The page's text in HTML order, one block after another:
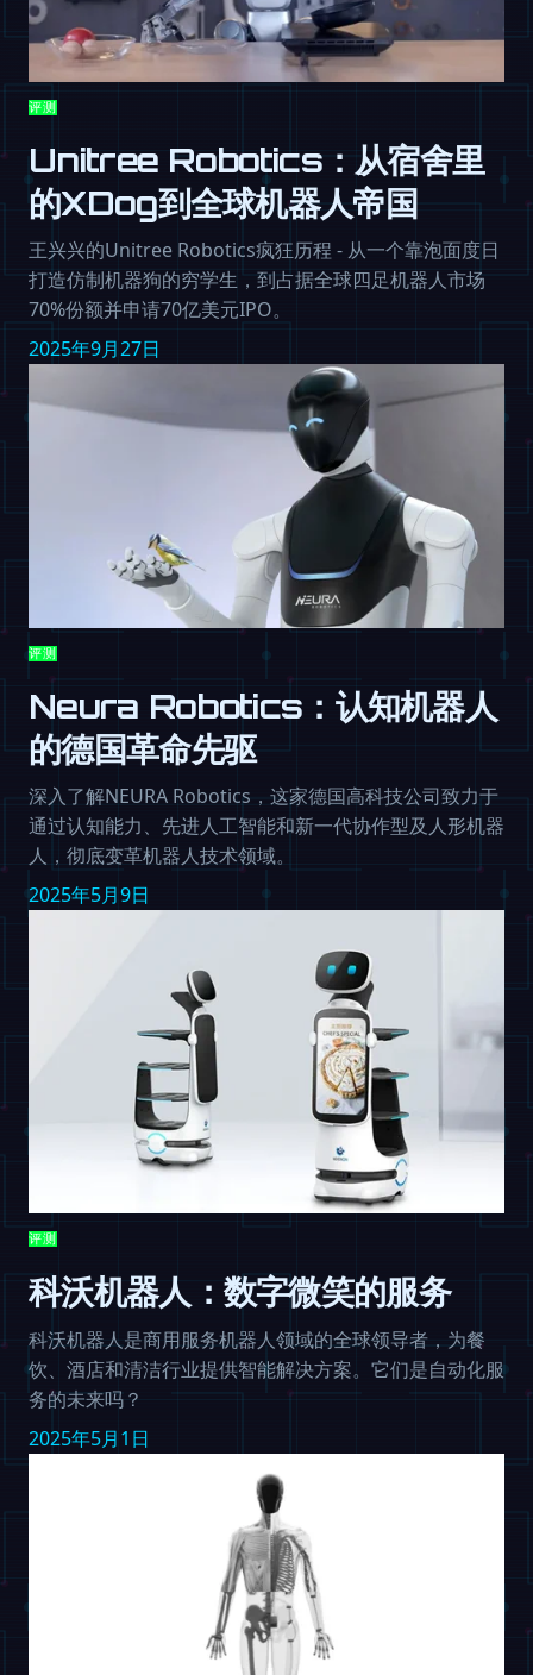
评测
Unitree Robotics：从宿舍里
的XDog到全球机器人帝国
王兴兴的Unitree Robotics疯狂历程 - 从一个靠泡面度日
打造仿制机器狗的穷学生，到占据全球四足机器人市场
70%份额并申请70亿美元IPO。
2025年9月27日
评测
Neura Robotics：认知机器人
的德国革命先驱
深入了解NEURA Robotics，这家德国高科技公司致力于
通过认知能力、先进人工智能和新一代协作型及人形机器
人，彻底变革机器人技术领域。
2025年5月9日
评测
科沃机器人：数字微笑的服务
科沃机器人是商用服务机器人领域的全球领导者，为餐
饮、酒店和清洁行业提供智能解决方案。它们是自动化服
务的未来吗？
2025年5月1日